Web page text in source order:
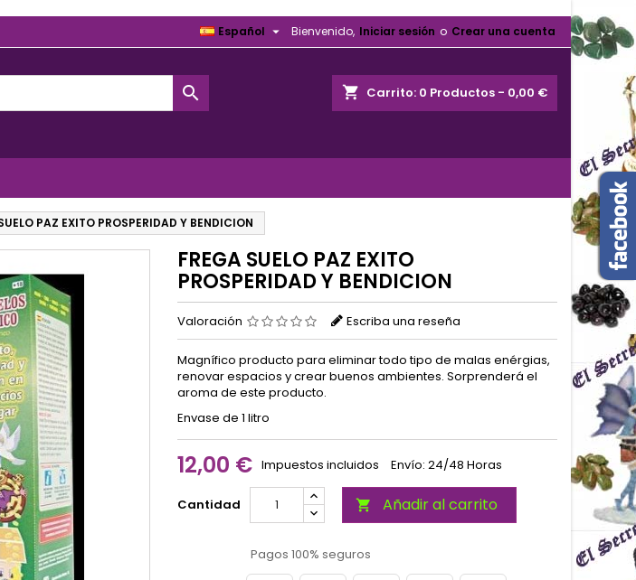
Bienvenido, Iniciar sesión o Crear una cuenta
Español 
shopping_cart Carrito: 0 Productos - 0,00 €

PAZ EXITO PROSPERIDAD Y BENDICION
FREGA SUELO PAZ EXITO
PROSPERIDAD Y BENDICION
Valoración Escriba una reseña
Magnífico producto para eliminar todo tipo de malas enérgias,
renovar espacios y crear buenos ambientes. Sorprenderá el
aroma de este producto.
Envase de 1 litro
12,00 € Impuestos incluidos Envío: 24/48 Horas
Cantidad  Añadir al carrito
Pagos 100% seguros